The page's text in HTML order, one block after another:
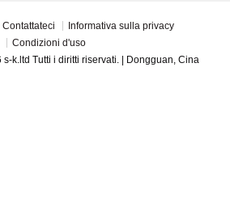
Contattateci
Informativa sulla privacy
Condizioni d'uso
k.ltd Tutti i diritti riservati. | Dongguan, Cina